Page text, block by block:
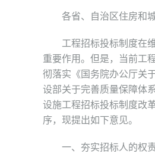
各省、自治区住房和城
工程招标投标制度在维
重要作用。但是，当前工
彻落实《国务院办公厅关
设部关于完善质量保障体
设施工程招标投标制度改
序，现提出如下意见。
一、夯实招标人的权